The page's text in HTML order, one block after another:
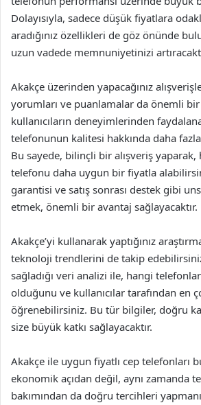
Dolayısıyla, sadece düşük fiyatlara
aradığınız özellikleri de göz önünde
uzun vadede memnuniyetinizi
Akakçe üzerinden yapacağınız
yorumları ve puanlamalar da önemli
kullanıcıların deneyimlerinden
telefonunun kalitesi hakkında daha
Bu sayede, bilinçli bir alışveriş yaparak,
telefonu daha uygun bir fiyatla
garantisi ve satış sonrası destek gibi
etmek, önemli bir avantaj sağlayacaktır.
Akakçe’yi kullanarak yaptığınız
teknoloji trendlerini de takip
sağladığı veri analizi ile, hangi
olduğunu ve kullanıcılar tarafından en
öğrenebilirsiniz. Bu tür bilgiler, doğru
size büyük katkı sağlayacaktır.
Akakçe ile uygun fiyatlı cep telefonları
ekonomik açıdan değil, aynı zamanda
bakımından da doğru tercihleri